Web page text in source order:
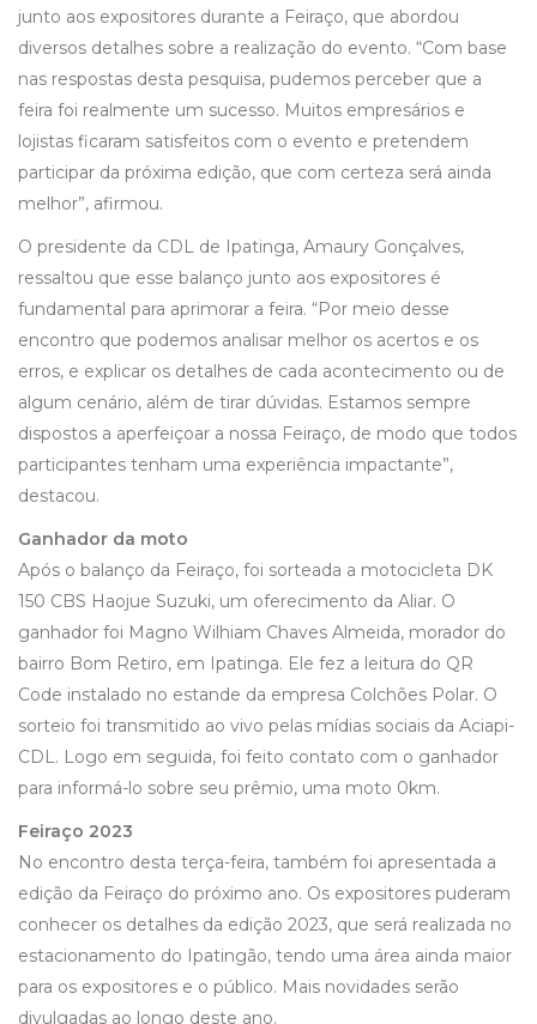
junto aos expositores durante a Feiraço, que abordou
diversos detalhes sobre a realização do evento. “Com base
nas respostas desta pesquisa, pudemos perceber que a
feira foi realmente um sucesso. Muitos empresários e
lojistas ficaram satisfeitos com o evento e pretendem
participar da próxima edição, que com certeza será ainda
melhor”, afirmou.
O presidente da CDL de Ipatinga, Amaury Gonçalves,
ressaltou que esse balanço junto aos expositores é
fundamental para aprimorar a feira. “Por meio desse
encontro que podemos analisar melhor os acertos e os
erros, e explicar os detalhes de cada acontecimento ou de
algum cenário, além de tirar dúvidas. Estamos sempre
dispostos a aperfeiçoar a nossa Feiraço, de modo que todos
participantes tenham uma experiência impactante”,
destacou.
Ganhador da moto
Após o balanço da Feiraço, foi sorteada a motocicleta DK
150 CBS Haojue Suzuki, um oferecimento da Aliar. O
ganhador foi Magno Wilhiam Chaves Almeida, morador do
bairro Bom Retiro, em Ipatinga. Ele fez a leitura do QR
Code instalado no estande da empresa Colchões Polar. O
sorteio foi transmitido ao vivo pelas mídias sociais da Aciapi-
CDL. Logo em seguida, foi feito contato com o ganhador
para informá-lo sobre seu prêmio, uma moto 0km.
Feiraço 2023
No encontro desta terça-feira, também foi apresentada a
edição da Feiraço do próximo ano. Os expositores puderam
conhecer os detalhes da edição 2023, que será realizada no
estacionamento do Ipatingão, tendo uma área ainda maior
para os expositores e o público. Mais novidades serão
divulgadas ao longo deste ano.